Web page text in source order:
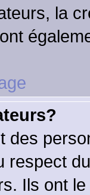
la
des
respect
Ils ont